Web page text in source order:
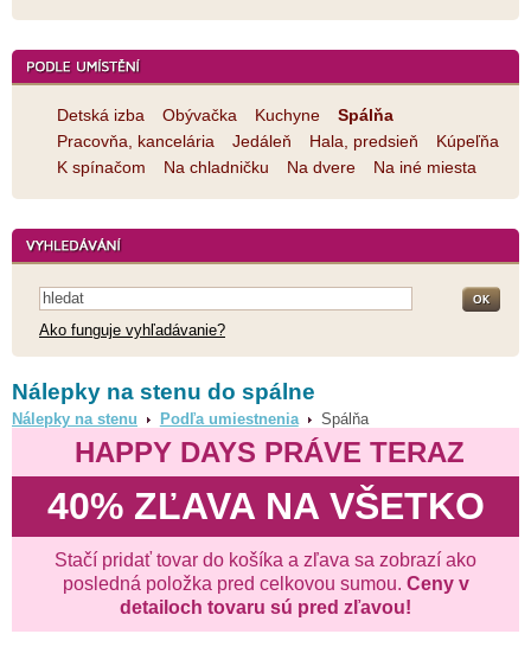
Detská izba Obývačka Kuchyne
Spálňa
Pracovňa, kancelária
Jedáleň Hala, predsieň
Kúpeľňa
K spínačom
Na chladničku Na dvere Na iné miesta
Ako funguje vyhľadávanie?
Nálepky na stenu do spálne
Nálepky na stenu Podľa umiestnenia Spálňa
HAPPY DAYS PRÁVE TERAZ
40% ZĽAVA NA VŠETKO
Stačí pridať tovar do košíka a zľava sa zobrazí ako
posledná položka pred celkovou sumou. Ceny v
detailoch tovaru sú pred zľavou!